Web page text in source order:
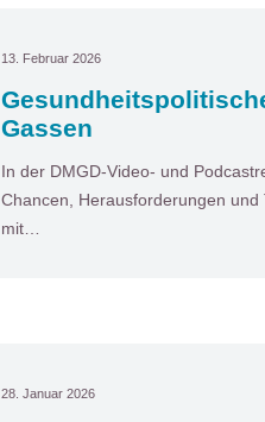
13. Februar 2026
Gassen
In der DMGD-Video- und
Chancen, Herausforderungen
mit…
28. Januar 2026